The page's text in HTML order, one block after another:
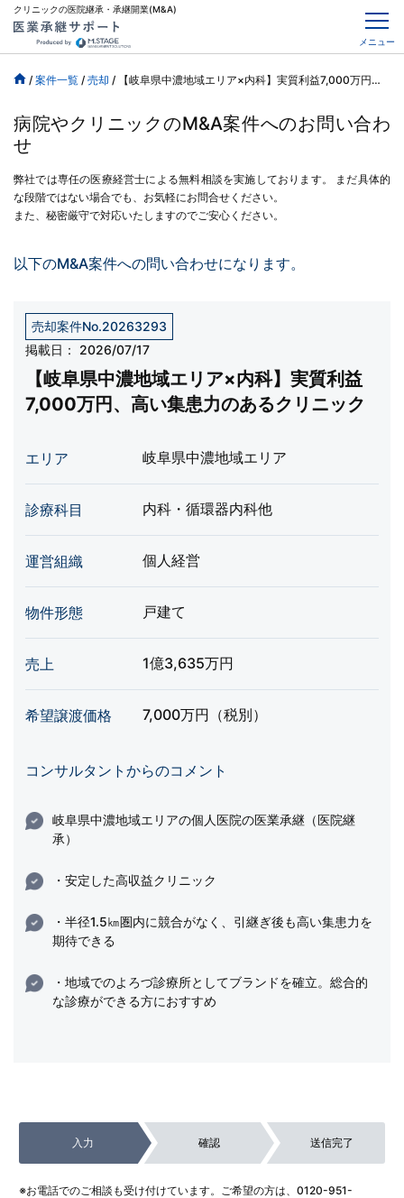
クリニックの医院継承・承継開業(M&A)
メニュー
/ 案件一覧 / 売却 / 【岐阜県中濃地域エリア×内科】実質利益7,000万円、高い集患力のあるクリニック
病院やクリニックのM&A案件へのお問い合わ
せ
弊社では専任の医療経営士による無料相談を実施しております。
まだ具体的
な段階ではない場合でも、お気軽にお問合せください。
また、秘密厳守で対応いたしますのでご安心ください。
以下のM&A案件への問い合わせになります。
売却案件No.20263293
掲載日：
2026/07/17
【岐阜県中濃地域エリア×内科】実質利益
7,000万円、高い集患力のあるクリニック
エリア 岐阜県中濃地域エリア
診療科目 内科・循環器内科他
運営組織 個人経営
物件形態 戸建て
売上 1億3,635万円
希望譲渡価格 7,000万円（税別）
コンサルタントからのコメント
岐阜県中濃地域エリアの個人医院の医業承継（医院継
承）
・安定した高収益クリニック
・半径1.5㎞圏内に競合がなく、引継ぎ後も高い集患力を
期待できる
・地域でのよろづ診療所としてブランドを確立。総合的
な診療ができる方におすすめ
入力 確認 送信完了
※お電話でのご相談も受け付けています。ご希望の方は、 0120-951-